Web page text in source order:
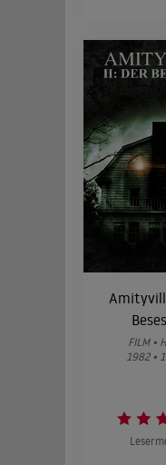
FILM •
1982 •